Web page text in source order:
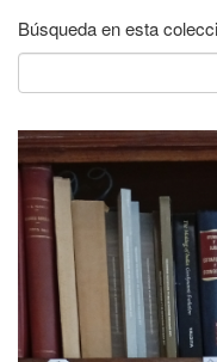
Búsqueda en esta